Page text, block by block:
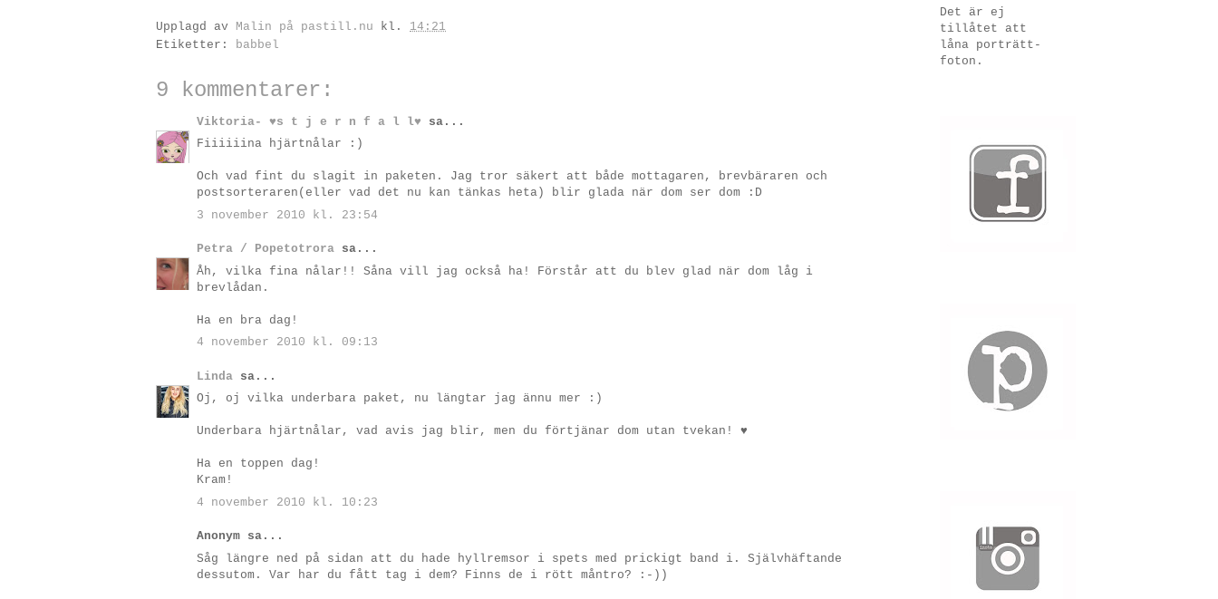
Upplagd av Malin på pastill.nu kl. 14:21
Etiketter:
babbel
9 kommentarer:
Viktoria- ♥s t j e r n f a l l♥ sa...
Fiiiiiina hjärtnålar :)
Och vad fint du slagit in paketen. Jag tror säkert att både mottagaren, brevbäraren och
postsorteraren(eller vad det nu kan tänkas heta) blir glada när dom ser dom :D
3 november 2010 kl. 23:54
Petra / Popetotrora sa...
Åh, vilka fina nålar!! Såna vill jag också ha! Förstår att du blev glad när dom låg i
brevlådan.
Ha en bra dag!
4 november 2010 kl. 09:13
Linda sa...
Oj, oj vilka underbara paket, nu längtar jag ännu mer :)
Underbara hjärtnålar, vad avis jag blir, men du förtjänar dom utan tvekan! ♥
Ha en toppen dag!
Kram!
4 november 2010 kl. 10:23
Anonym sa...
Såg längre ned på sidan att du hade hyllremsor i spets med prickigt band i. Självhäftande
dessutom. Var har du fått tag i dem? Finns de i rött måntro? :-))
Det är ej
tillåtet att
låna porträtt-
foton.